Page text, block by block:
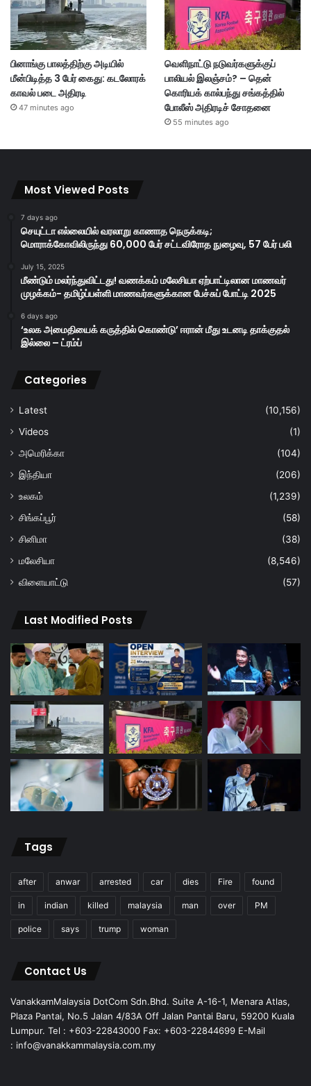
பினாங்கு பாலத்திற்கு அடியில்
மீன்பிடித்த 3 பேர் கைது: கடலோரக்
காவல் படை அதிரடி
47 minutes ago
வெளிநாட்டு நடுவர்களுக்குப்
பாலியல் இலஞ்சம்? – தென்
கொரியக் கால்பந்து சங்கத்தில்
போலீஸ் அதிரடிச் சோதனை
55 minutes ago
Most Viewed Posts
7 days ago
செயுட்டா எல்லையில் வரலாறு காணாத நெருக்கடி;
மொராக்கோவிலிருந்து 60,000 பேர் சட்டவிரோத நுழைவு, 57 பேர் பலி
July 15, 2025
மீண்டும் மலர்ந்துவிட்டது! வணக்கம் மலேசியா ஏற்பாட்டிலான மாணவர்
முழக்கம்- தமிழ்ப்பள்ளி மாணவர்களுக்கான பேச்சுப் போட்டி 2025
6 days ago
‘உலக அமைதியைக் கருத்தில் கொண்டு’ ஈரான் மீது உடனடி தாக்குதல்
இல்லை – ட்ரம்ப்
Categories
Latest
(10,156)
Videos
(1)
அமெரிக்கா
(104)
இந்தியா
(206)
உலகம்
(1,239)
சிங்கப்பூர்
(58)
சினிமா
(38)
மலேசியா
(8,546)
விளையாட்டு
(57)
Last Modified Posts
Tags
after anwar arrested car dies Fire found
in indian killed malaysia man over PM
police says trump woman
Contact Us
VanakkamMalaysia DotCom Sdn.Bhd. Suite A-16-1, Menara Atlas,
Plaza Pantai, No.5 Jalan 4/83A Off Jalan Pantai Baru, 59200 Kuala
Lumpur. Tel : +603-22843000 Fax: +603-22844699 E-Mail
: info@vanakkammalaysia.com.my